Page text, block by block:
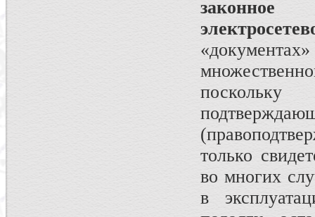
законное
только
во многих
в